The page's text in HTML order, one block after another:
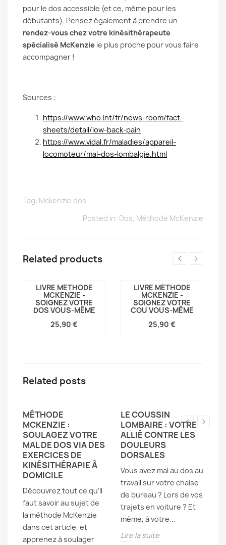
pour le dos accessible (et ce, même pour les
débutants). Pensez également à prendre un
rendez-vous chez votre kinésithérapeute
spécialisé McKenzie le plus proche pour vous faire
accompagner !
Sources :
https://www.who.int/fr/news-room/fact-
sheets/detail/low-back-pain
https://www.vidal.fr/maladies/appareil-
locomoteur/mal-dos-lombalgie.html
Tag: Mckenzie dos
Posted in: Dos, Méthode McKenzie
Related products
LIVRE MÉTHODE
MCKENZIE -
SOIGNEZ VOTRE
DOS VOUS-MÊME
25,90 €
LIVRE MÉTHODE
MCKENZIE -
SOIGNEZ VOTRE
COU VOUS-MÊME
25,90 €
Related posts
MÉTHODE
MCKENZIE :
SOULAGEZ VOTRE
MAL DE DOS VIA DES
EXERCICES DE
KINÉSITHÉRAPIE À
DOMICILE
Découvrez tout ce qu’il
faut savoir au sujet de
la méthode McKenzie
dans cet article, et
apprenez à soulager
LE COUSSIN
LOMBAIRE : VOTRE
ALLIÉ CONTRE LES
DOULEURS
DORSALES
Vous avez mal au dos au
travail sur votre chaise
de bureau ? Lors de vos
trajets en voiture ? Et
même, à votre...
Lire la suite